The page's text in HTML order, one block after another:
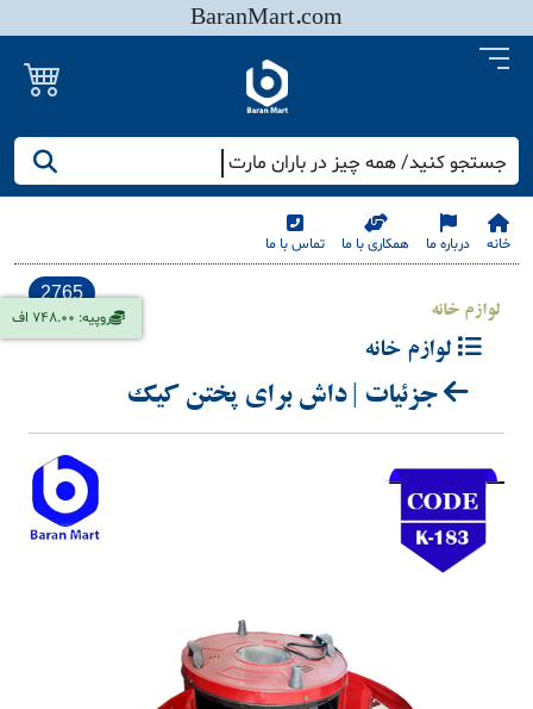
BaranMart.com
جستجو کنید/ همه چیز در باران مارت
خانه درباره ما همکاری با ما تماس با ما
روپیه: 748.00 اف
2765
لوازم خانه
لوازم خانه
جزئیات | داش برای پختن کیک